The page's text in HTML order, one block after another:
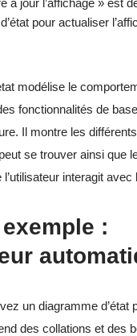
pour actualiser
modélise le
fonctionnalités de
Il montre les
se trouver ainsi que
interagit avec
:
un diagramme d’état
des collations et des